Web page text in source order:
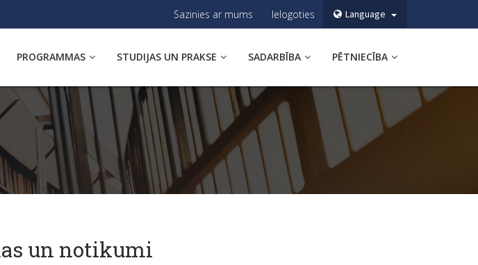
Language
Sazinies ar mums Ielogoties
PROGRAMMAS STUDIJAS UN PRAKSE SADARBĪBA PĒTNIECĪBA
un notikumi